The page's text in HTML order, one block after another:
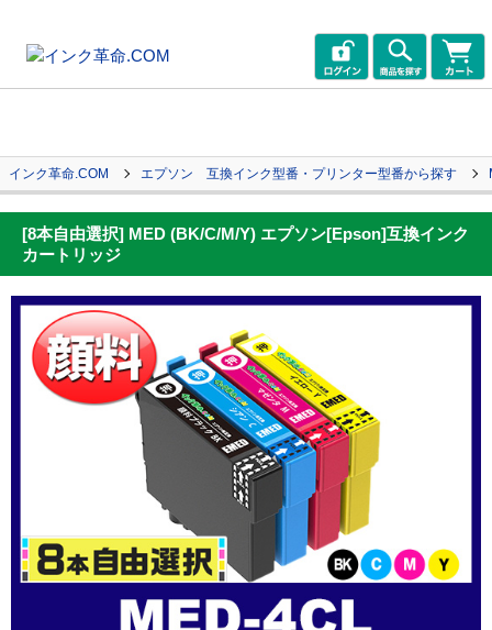
インク革命.COM エプソン 互換インク型番・プリンター型番から探す
[8本自由選択] MED (BK/C/M/Y) エプソン[Epson]互換インク
カートリッジ